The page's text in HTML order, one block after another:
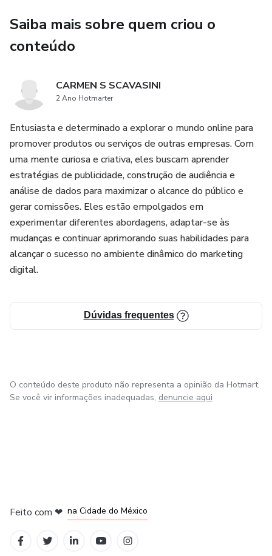
Saiba mais sobre quem criou o
conteúdo
CARMEN S SCAVASINI
2 Ano Hotmarter
Entusiasta e determinado a explorar o mundo online para
promover produtos ou serviços de outras empresas. Com
uma mente curiosa e criativa, eles buscam aprender
estratégias de publicidade, construção de audiência e
análise de dados para maximizar o alcance do público e
gerar comissões. Eles estão empolgados em
experimentar diferentes abordagens, adaptar-se às
mudanças e continuar aprimorando suas habilidades para
alcançar o sucesso no ambiente dinâmico do marketing
digital.
Dúvidas frequentes
O conteúdo deste produto não representa a opinião da Hotmart.
Se você vir informações inadequadas, denuncie aqui
Feito com ❤ na Cidade do México